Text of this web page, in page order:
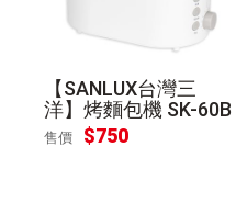
【SANLUX台灣三
洋】烤麵包機 SK-60B
售價 $750